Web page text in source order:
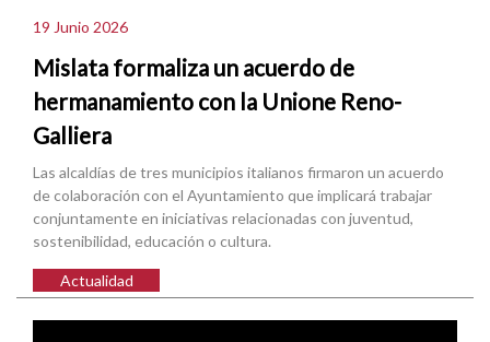
19 Junio 2026
Mislata formaliza un acuerdo de
hermanamiento con la Unione Reno-
Galliera
Las alcaldías de tres municipios italianos firmaron un acuerdo
de colaboración con el Ayuntamiento que implicará trabajar
conjuntamente en iniciativas relacionadas con juventud,
sostenibilidad, educación o cultura.
Actualidad